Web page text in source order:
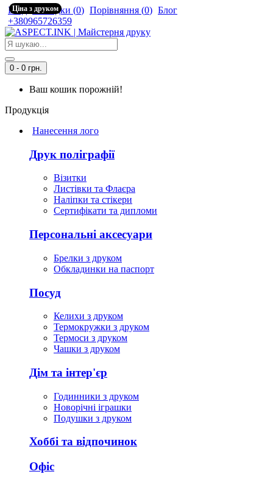
Вхід Закладки (0) Порівняння (0) Блог
+380965726359
0 - 0 грн.
Ваш кошик порожній!
Продукція
Нанесення лого
Друк поліграфії
Візитки
Листівки та Флаєра
Наліпки та стікери
Сертифікати та дипломи
Персональні аксесуари
Брелки з друком
Обкладинки на паспорт
Посуд
Келихи з друком
Термокружки з друком
Термоси з друком
Чашки з друком
Дім та інтер'єр
Годинники з друком
Новорічні іграшки
Подушки з друком
Хоббі та відпочинок
Офіс
Ціна з друком